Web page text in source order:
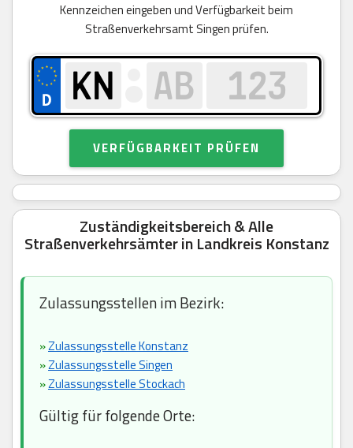
Kennzeichen eingeben und Verfügbarkeit beim
Straßenverkehrsamt Singen prüfen.
VERFÜGBARKEIT PRÜFEN
Zuständigkeitsbereich & Alle
Straßenverkehrsämter in Landkreis Konstanz
Zulassungsstellen im Bezirk:
»Zulassungsstelle Konstanz
»Zulassungsstelle Singen
»Zulassungsstelle Stockach
Gültig für folgende Orte: